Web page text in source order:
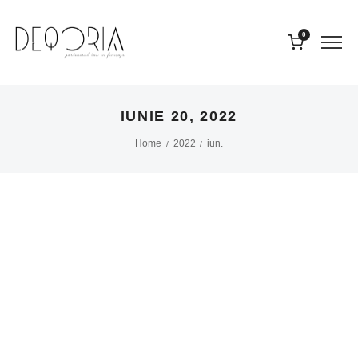
0
IUNIE 20, 2022
Home / 2022 / iun.